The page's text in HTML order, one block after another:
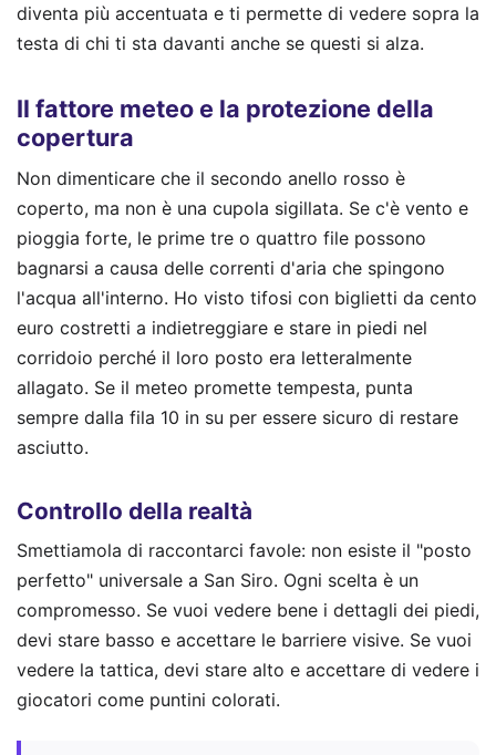
diventa più accentuata e ti permette di vedere sopra la
testa di chi ti sta davanti anche se questi si alza.
Il fattore meteo e la protezione della
copertura
Non dimenticare che il secondo anello rosso è
coperto, ma non è una cupola sigillata. Se c'è vento e
pioggia forte, le prime tre o quattro file possono
bagnarsi a causa delle correnti d'aria che spingono
l'acqua all'interno. Ho visto tifosi con biglietti da cento
euro costretti a indietreggiare e stare in piedi nel
corridoio perché il loro posto era letteralmente
allagato. Se il meteo promette tempesta, punta
sempre dalla fila 10 in su per essere sicuro di restare
asciutto.
Controllo della realtà
Smettiamola di raccontarci favole: non esiste il "posto
perfetto" universale a San Siro. Ogni scelta è un
compromesso. Se vuoi vedere bene i dettagli dei piedi,
devi stare basso e accettare le barriere visive. Se vuoi
vedere la tattica, devi stare alto e accettare di vedere i
giocatori come puntini colorati.